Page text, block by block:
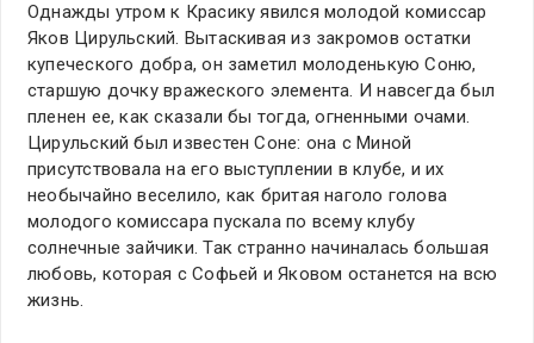
Однажды утром к Красику явился молодой комиссар
Яков Цирульский. Вытаскивая из закромов остатки
купеческого добра, он заметил молоденькую Соню,
старшую дочку вражеского элемента. И навсегда был
пленен ее, как сказали бы тогда, огненными очами.
Цирульский был известен Соне: она с Миной
присутствовала на его выступлении в клубе, и их
необычайно веселило, как бритая наголо голова
молодого комиссара пускала по всему клубу
солнечные зайчики. Так странно начиналась большая
любовь, которая с Софьей и Яковом останется на всю
жизнь.